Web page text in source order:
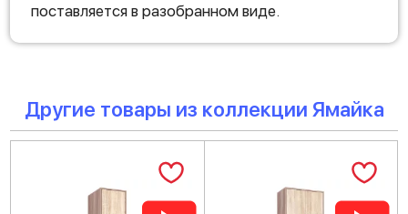
поставляется в разобранном виде.
Другие товары из коллекции Ямайка